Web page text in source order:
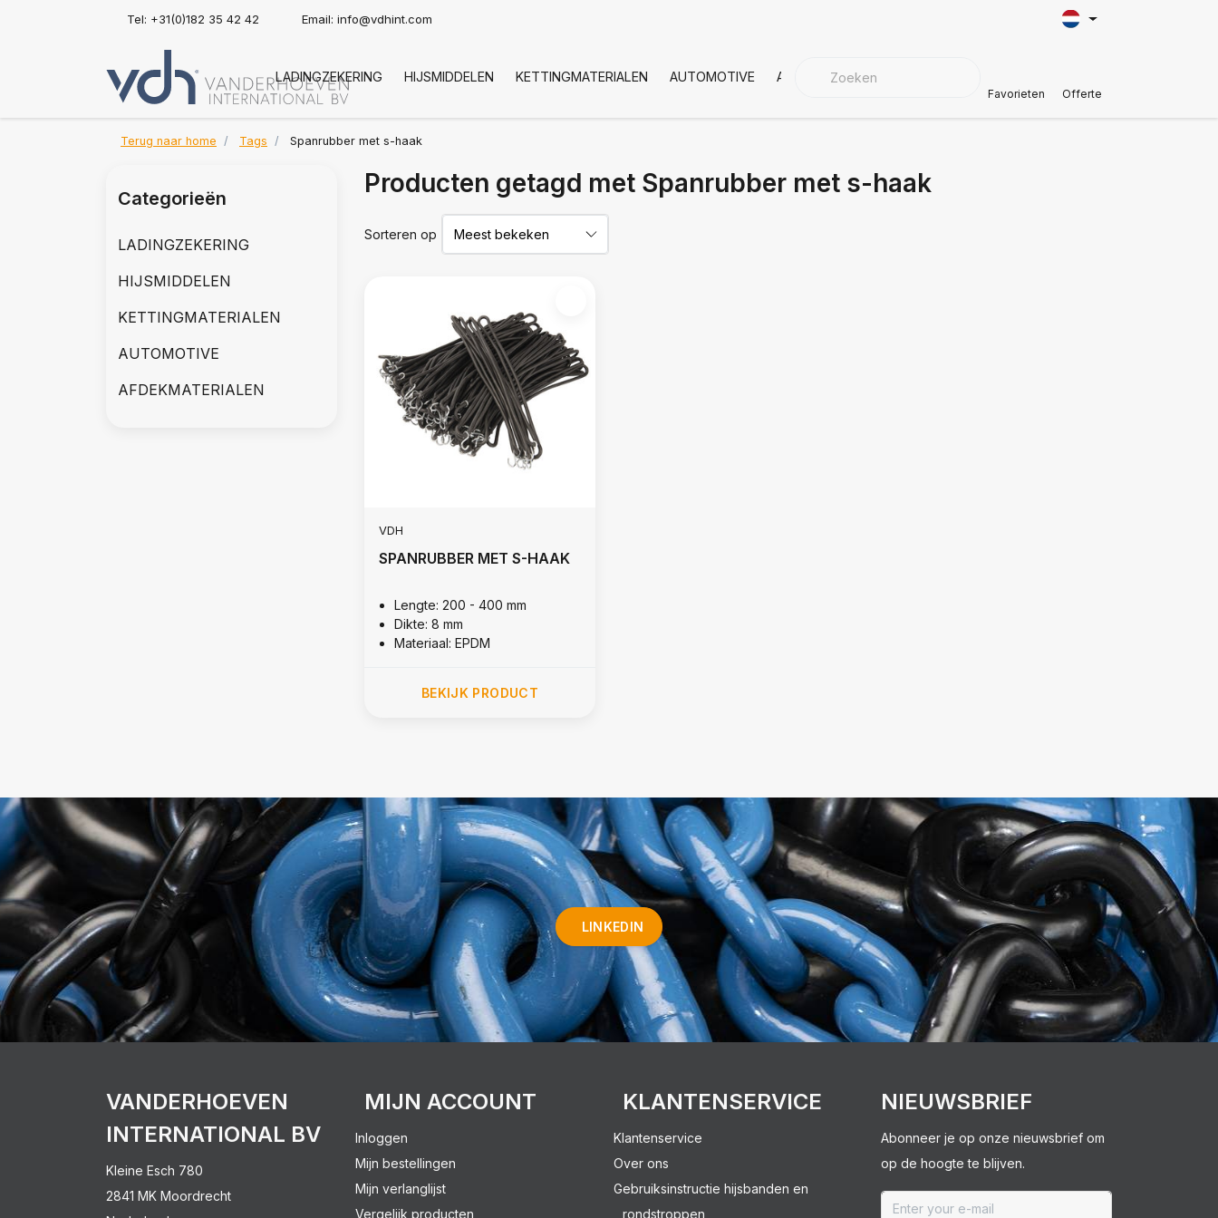
Tel: +31(0)182 35 42 42 Email: info@vdhint.com
LADINGZEKERING HIJSMIDDELEN KETTINGMATERIALEN AUTOMOTIVE AFDEKMATERIALEN
Favorieten Offerte
Terug naar home Tags Spanrubber met s-haak
Producten getagd met Spanrubber met s-haak
Sorteren op
VDH
SPANRUBBER MET S-HAAK
Lengte: 200 - 400 mm
Dikte: 8 mm
Materiaal: EPDM
BEKIJK PRODUCT
Categorieën
LADINGZEKERING
HIJSMIDDELEN
KETTINGMATERIALEN
AUTOMOTIVE
AFDEKMATERIALEN
LINKEDIN
VANDERHOEVEN
INTERNATIONAL BV
Kleine Esch 780
2841 MK Moordrecht
MIJN ACCOUNT
Inloggen
Mijn bestellingen
Mijn verlanglijst
Vergelijk producten
KLANTENSERVICE
Klantenservice
Over ons
Gebruiksinstructie hijsbanden en
rondstroppen
NIEUWSBRIEF
Abonneer je op onze nieuwsbrief om
op de hoogte te blijven.